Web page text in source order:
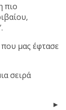
πιο
μας έφτασε
σειρά